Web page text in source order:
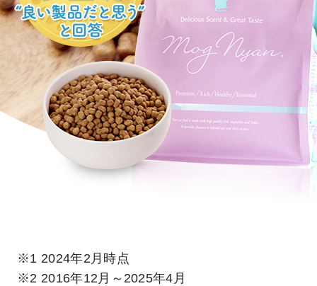
※1 2024年2月時点
※2 2016年12月～2025年4月